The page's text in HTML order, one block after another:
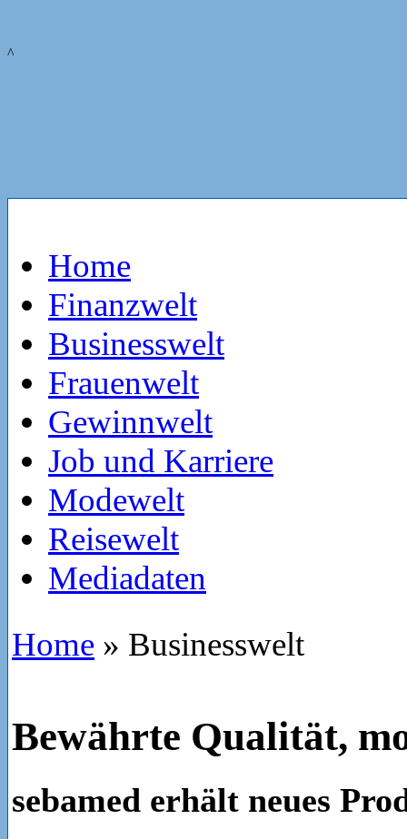
^
Home
Finanzwelt
Businesswelt
Frauenwelt
Gewinnwelt
Job und Karriere
Modewelt
Reisewelt
Mediadaten
Home » Businesswelt
Bewährte Qualität,
sebamed erhält neues